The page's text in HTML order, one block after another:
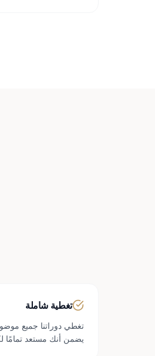
تغطية شاملة
يضمن أنك مستعد تمامًا